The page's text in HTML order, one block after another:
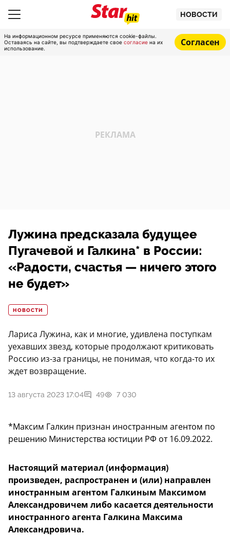
НОВОСТИ
На информационном ресурсе применяются cookie-файлы.
Оставаясь на сайте, вы подтверждаете свое согласие на их
использование.
Согласен
Лужина предсказала будущее
Пугачевой и Галкина* в России:
«Радости, счастья — ничего этого
не будет»
НОВОСТИ
Лариса Лужина, как и многие, удивлена поступкам
уехавших звезд, которые продолжают критиковать
Россию из-за границы, не понимая, что когда-то их
ждет возвращение.
13 августа 2023 17:04 49 7 030
*Максим Галкин признан иностранным агентом по
решению Министерства юстиции РФ от 16.09.2022.
Настоящий материал (информация)
произведен, распространен и (или) направлен
иностранным агентом Галкиным Максимом
Александровичем либо касается деятельности
иностранного агента Галкина Максима
Александровича.